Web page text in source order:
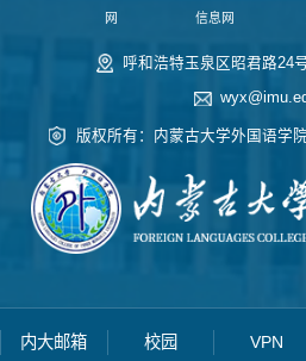
网
信息网
呼和浩特玉泉区昭君路24
版权所有：内蒙古大学外国语学院
内大邮箱 校园 VPN